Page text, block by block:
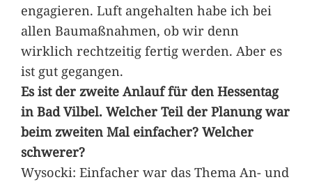
engagieren. Luft angehalten habe ich bei
allen Baumaßnahmen, ob wir denn
wirklich rechtzeitig fertig werden. Aber es
ist gut gegangen.
Es ist der zweite Anlauf für den Hessentag
in Bad Vilbel. Welcher Teil der Planung war
beim zweiten Mal einfacher? Welcher
schwerer?
Wysocki: Einfacher war das Thema An- und